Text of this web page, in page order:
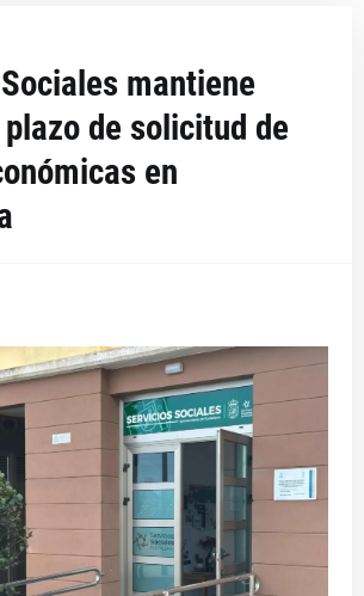
mantiene
de solicitud de
en